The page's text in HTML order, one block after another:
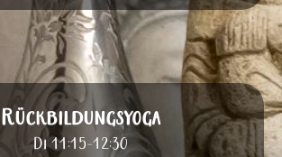
Rückbildungsyoga
Di 11:15-12:30